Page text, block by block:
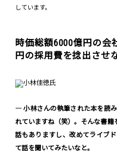
しています。
時価総額6000億円の会
円の採用費を捻出させ
― 小林さんの執筆された本を読
れていますね（笑）。そんな書籍
話もありますし、改めてライブ
て話を聞いてみたいなと。